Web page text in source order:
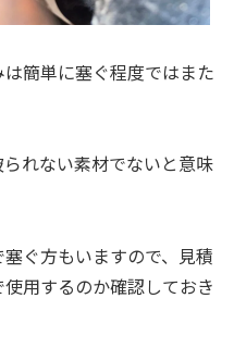
簡単に塞ぐ程度ではまた
れない素材でないと意味
ぐ方もいますので、見積
用するのか確認しておき